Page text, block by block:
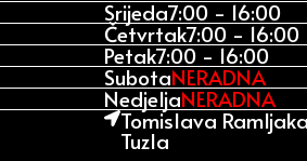
Srijeda7:00 - 16:00
Četvrtak7:00 - 16:00
Petak7:00 - 16:00
SubotaNERADNA
NedjeljaNERADNA
Tomislava
Tuzla